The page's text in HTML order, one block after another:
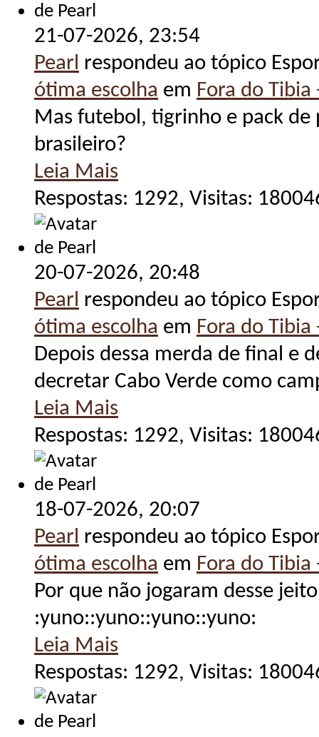
21-07-2026, 23:54
Pearl respondeu ao tópico
ótima escolha em Fora do Tibia
Mas futebol, tigrinho e pack
brasileiro?
Leia Mais
Respostas: 1292, Visitas:
20-07-2026, 20:48
Pearl respondeu ao tópico
ótima escolha em Fora do Tibia
Depois dessa merda de final e
decretar Cabo Verde como
Leia Mais
Respostas: 1292, Visitas:
18-07-2026, 20:07
Pearl respondeu ao tópico
ótima escolha em Fora do Tibia
Por que não jogaram desse
:yuno::yuno::yuno::yuno:
Leia Mais
Respostas: 1292, Visitas: